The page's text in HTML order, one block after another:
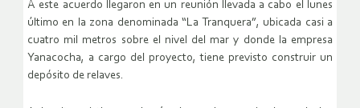
A este acuerdo llegaron en un reunión llevada a cabo el lunes
último en la zona denominada “La Tranquera”, ubicada casi a
cuatro mil metros sobre el nivel del mar y donde la empresa
Yanacocha, a cargo del proyecto, tiene previsto construir un
depósito de relaves.